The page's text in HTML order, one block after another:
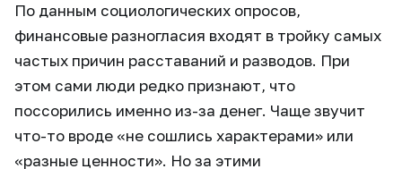
По данным социологических опросов,
финансовые разногласия входят в тройку самых
частых причин расставаний и разводов. При
этом сами люди редко признают, что
поссорились именно из-за денег. Чаще звучит
что-то вроде «не сошлись характерами» или
«разные ценности». Но за этими